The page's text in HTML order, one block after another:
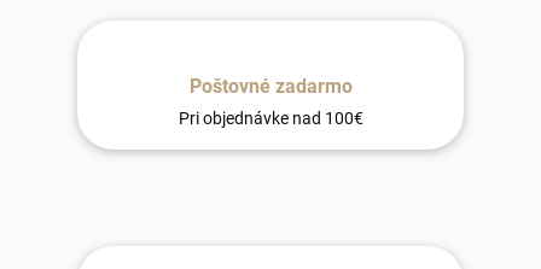
Poštovné zadarmo
Pri objednávke nad 100€